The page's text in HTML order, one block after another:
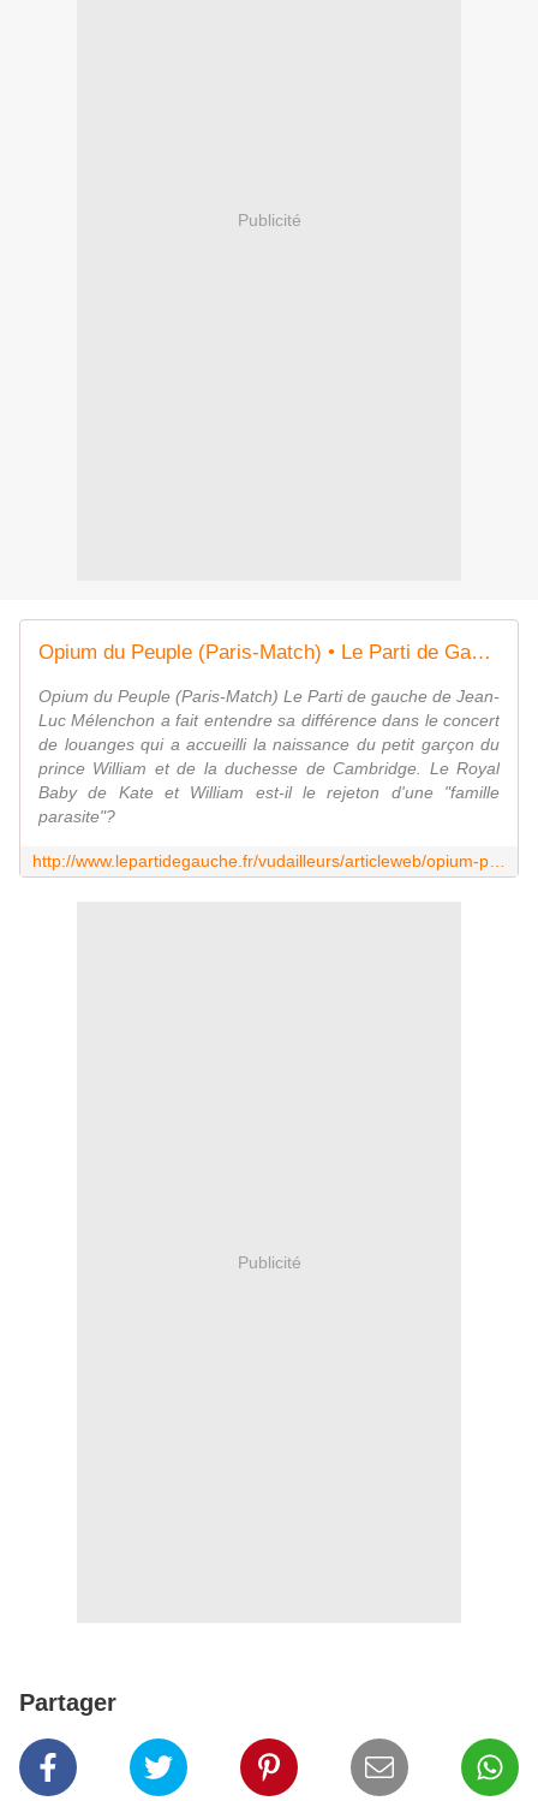
Publicité
Opium du Peuple (Paris-Match) • Le Parti de Gauche n'est pas fan du Royal Baby
Opium du Peuple (Paris-Match) Le Parti de gauche de Jean-
Luc Mélenchon a fait entendre sa différence dans le concert
de louanges qui a accueilli la naissance du petit garçon du
prince William et de la duchesse de Cambridge. Le Royal
Baby de Kate et William est-il le rejeton d'une "famille
parasite"?
Publicité
Partager